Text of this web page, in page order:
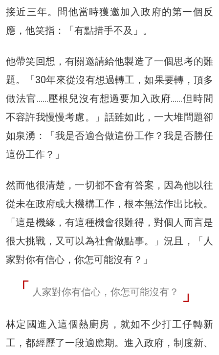
接近三年。問他當時獲邀加入政府的第一個反
應，他笑指：「有點措手不及」。
他帶笑回想，有關邀請給他製造了一個思考的難
題。「30年來從沒有想過轉工，如果要轉，頂多
做法官……壓根兒沒有想過要加入政府……但時間
不容許我慢慢考慮。」話雖如此，一大堆問題卻
如泉湧：「我是否適合做這份工作？我是否勝任
這份工作？」
然而他很清楚，一切都不會有答案，因為他以往
從未在政府或大機構工作，根本無法作出比較。
「這是機緣，有這種機會很難得，對個人而言是
很大挑戰，又可以為社會做點事。」況且，「人
家對你有信心，你怎可能沒有？」
人家對你有信心，你怎可能沒有？
林定國進入這個熱廚房，就如不少打工仔轉新
工，都經歷了一段適應期。進入政府，制度新、